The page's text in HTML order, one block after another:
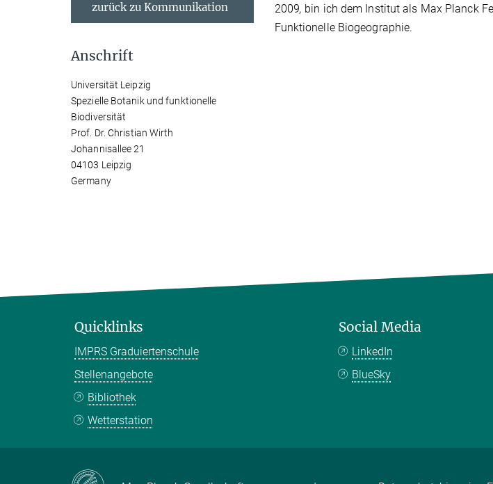
2009, bin ich dem Institut als Max Planck
Funktionelle Biogeographie.
zurück zu Kommunikation
Anschrift
Universität Leipzig
Spezielle Botanik und funktionelle
Biodiversität
Prof. Dr. Christian Wirth
Johannisallee 21
04103 Leipzig
Germany
Quicklinks
IMPRS Graduiertenschule
Stellenangebote
Bibliothek
Wetterstation
Social Media
LinkedIn
BlueSky